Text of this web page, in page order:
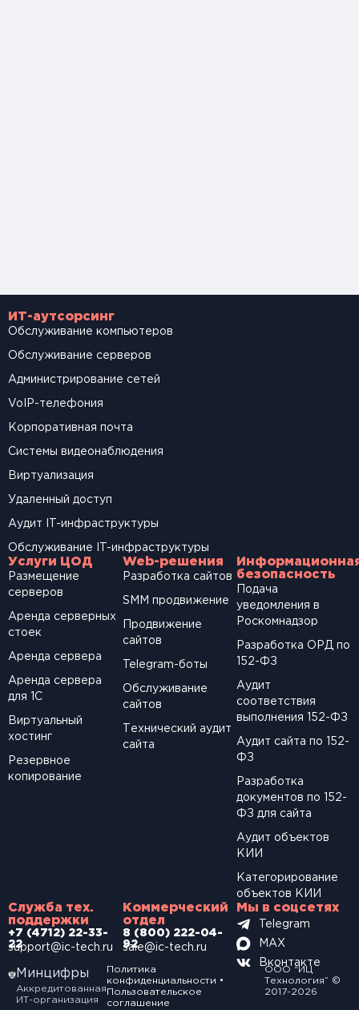
ИТ-аутсорсинг
Обслуживание компьютеров
Обслуживание серверов
Администрирование сетей
VoIP-телефония
Корпоративная почта
Системы видеонаблюдения
Виртуализация
Удаленный доступ
Аудит IT-инфраструктуры
Обслуживание IT-инфраструктуры
Услуги ЦОД
Размещение
серверов
Аренда серверных
стоек
Аренда сервера
Аренда сервера
для 1С
Виртуальный
хостинг
Резервное
копирование
Web-решения
Разработка сайтов
SМM продвижение
Продвижение
сайтов
Telegram-боты
Обслуживание
сайтов
Технический аудит
сайта
безопасность
Подача
уведомления в
Роскомнадзор
Разработка ОРД по
152-ФЗ
Аудит
соответствия
выполнения 152-ФЗ
Аудит сайта по 152-
ФЗ
Разработка
документов по 152-
ФЗ для сайта
Аудит объектов
КИИ
Категорирование
объектов КИИ
Служба тех.
поддержки
+7 (4712) 22-33-
22
support@ic-tech.ru
Коммерческий
отдел
8 (800) 222-04-
92
sale@ic-tech.ru
Мы в соцсетях
Telegram
MAX
Вконтакте
Минцифры
Аккредитованная
ИТ-организация
Политика
конфиденциальности •
Пользовательское
соглашение
ООО “ИЦ
Технология” ©
2017-2026